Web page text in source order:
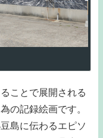
ことで展開される
の記録絵画です。
島に伝わるエピソ